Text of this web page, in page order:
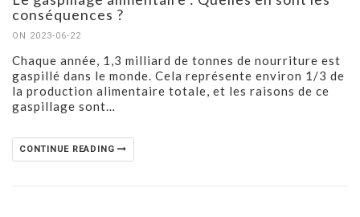
conséquences ?
ON 2023-06-22
Chaque année, 1,3 milliard de tonnes de nourriture est
gaspillé dans le monde. Cela représente environ 1/3 de
la production alimentaire totale, et les raisons de ce
gaspillage sont…
CONTINUE READING